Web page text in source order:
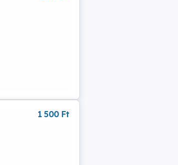
1 500 Ft